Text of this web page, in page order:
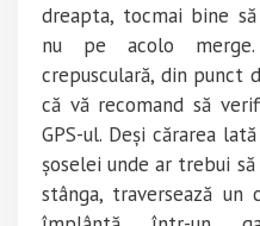
dreapta, tocmai bine
nu pe acolo
crepusculară, din punct
că vă recomand să
GPS-ul. Deși cărarea
șoselei unde ar trebui
stânga, traversează un